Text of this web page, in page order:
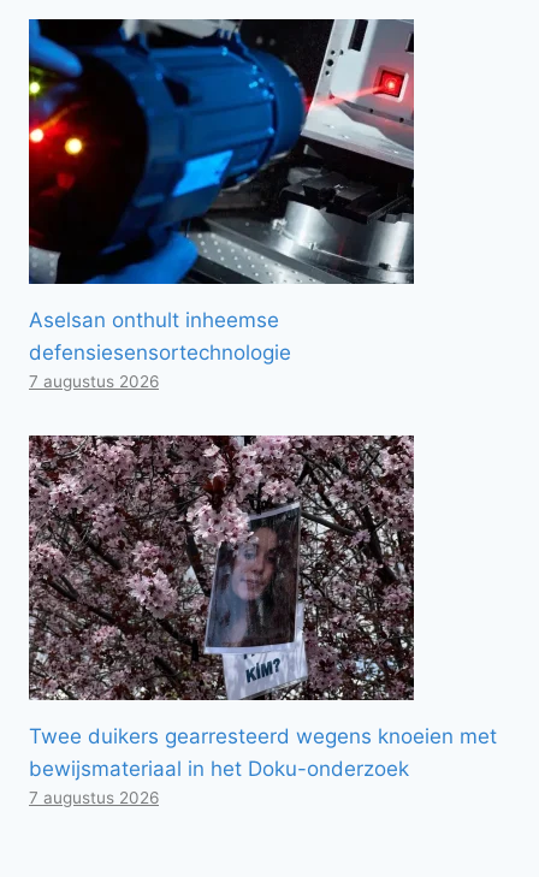
Aselsan onthult inheemse
defensiesensortechnologie
7 augustus 2026
Twee duikers gearresteerd wegens knoeien met
bewijsmateriaal in het Doku-onderzoek
7 augustus 2026